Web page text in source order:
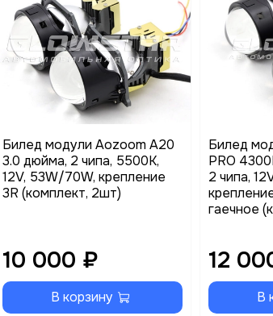
Билед модули Aozoom A20
3.0 дюйма, 2 чипа, 5500K,
12V, 53W/70W, крепление
3R (комплект, 2шт)
10 000 ₽
В корзину
Билед
PRO
2 чипа,
гаечное
12
В